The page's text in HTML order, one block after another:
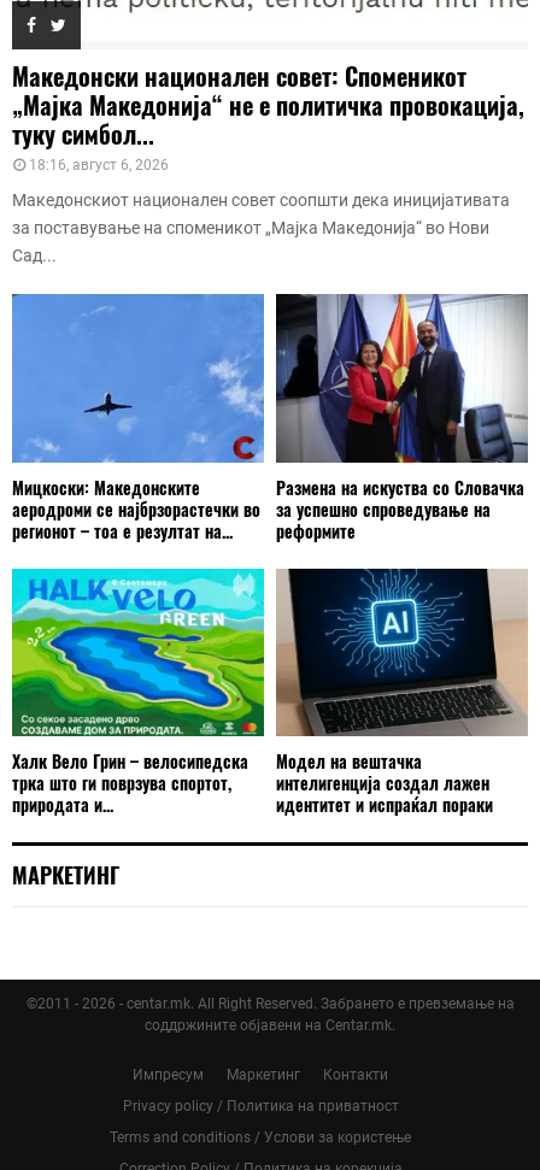
Македонски национален совет: Споменикот
„Мајка Македонија“ не е политичка провокација,
туку симбол...
18:16, август 6, 2026
Македонскиот национален совет соопшти дека иницијативата
за поставување на споменикот „Мајка Македонија“ во Нови
Сад...
Мицкоски: Македонските
аеродроми се најбрзорастечки во
регионот – тоа е резултат на...
Размена на искуства со Словачка
за успешно спроведување на
реформите
Халк Вело Грин – велосипедска
трка што ги поврзува спортот,
природата и...
Модел на вештачка
интелигенција создал лажен
идентитет и испраќал пораки
МАРКЕТИНГ
©2011 - 2026 - centar.mk. All Right Reserved. Забрането е превземање на
соддржините објавени на Centar.mk.
Импресум Маркетинг
Контакти
Privacy policy / Политика на приватност
Terms and conditions / Услови за користење